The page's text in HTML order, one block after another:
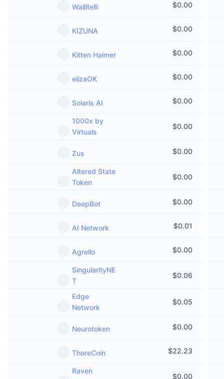
Wallitelli $0.00
KIZUNA $0.00
Kitten Haimer $0.00
elizaOK $0.00
Solaris AI $0.00
1000x by
Virtuals
$0.00
Zus $0.00
Altered State
Token
$0.00
DeepBot $0.00
AI Network $0.01
Agrello $0.00
SingularityNE
T
$0.06
Edge
Network
$0.05
Neurotoken $0.00
ThoreCoin $22.23
Raven
$0.00